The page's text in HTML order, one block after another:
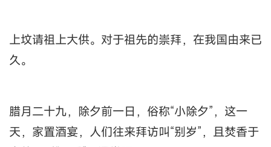
上坟请祖上大供。对于祖先的崇拜，在我国由来已
久。
腊月二十九，除夕前一日，俗称“小除夕”，这一
天，家置酒宴，人们往来拜访叫“别岁”，且焚香于